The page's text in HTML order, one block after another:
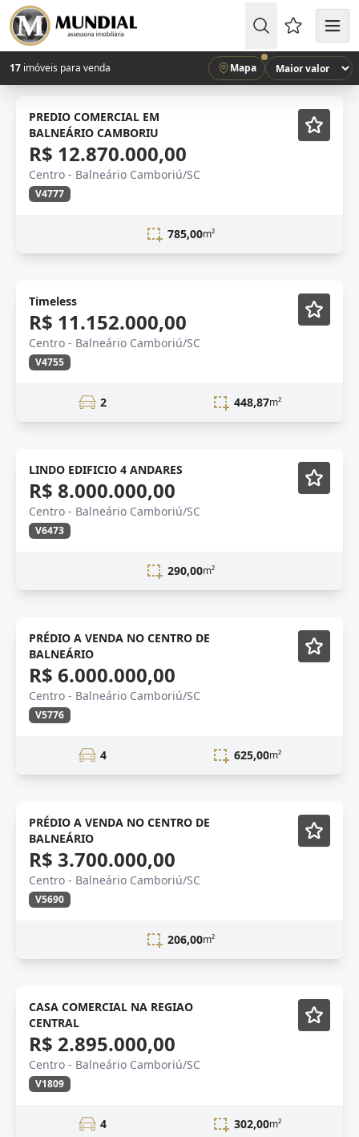
Favoritos
17 imóveis para venda Mapa
PREDIO COMERCIAL EM
BALNEÁRIO CAMBORIU
R$ 12.870.000,00
Centro - Balneário Camboriú/SC
V4777
785,00m²
Vídeo Lançamento
Timeless
R$ 11.152.000,00
Centro - Balneário Camboriú/SC
V4755
2 448,87m²
VENDA
LINDO EDIFICIO 4 ANDARES
R$ 8.000.000,00
Centro - Balneário Camboriú/SC
V6473
290,00m²
VENDA Semi-mobiliado
PRÉDIO A VENDA NO CENTRO DE
BALNEÁRIO
R$ 6.000.000,00
Centro - Balneário Camboriú/SC
V5776
4 625,00m²
VENDA
PRÉDIO A VENDA NO CENTRO DE
BALNEÁRIO
R$ 3.700.000,00
Centro - Balneário Camboriú/SC
V5690
206,00m²
Semi-mobiliado
CASA COMERCIAL NA REGIAO
CENTRAL
R$ 2.895.000,00
Centro - Balneário Camboriú/SC
V1809
4 302,00m²